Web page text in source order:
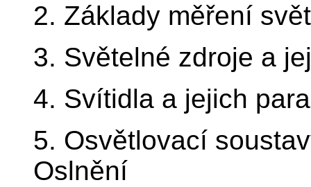
2. Základy měření
3. Světelné zdroje a
4. Svítidla a jejich
5. Osvětlovací
Oslnění